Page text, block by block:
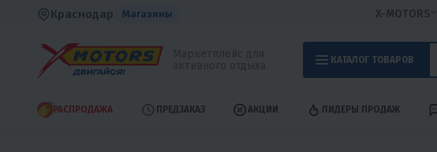
Краснодар Магазины X-MOTORS
КАТАЛОГ ТОВАРОВ
РАСПРОДАЖА ПРЕДЗАКАЗ АКЦИИ ЛИДЕРЫ ПРОДАЖ